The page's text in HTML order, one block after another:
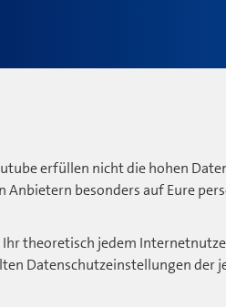
erfüllen nicht die hohen
Anbietern besonders auf Eure
theoretisch jedem
Datenschutzeinstellungen der